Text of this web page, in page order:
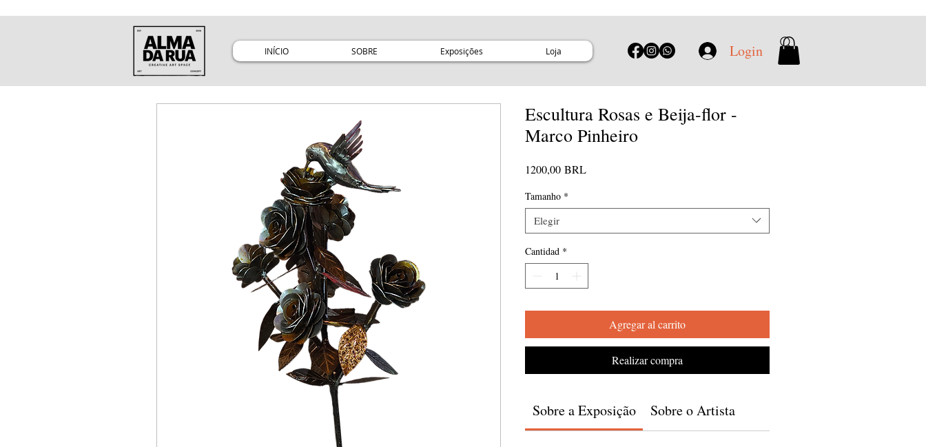
INÍCIO SOBRE Exposições Loja Login
Escultura Rosas e Beija-flor -
Marco Pinheiro
1200,00 BRLPrecio
Tamanho *
Elegir
Cantidad *
Agregar al carrito
Realizar compra
Sobre a Exposição Sobre o Artista